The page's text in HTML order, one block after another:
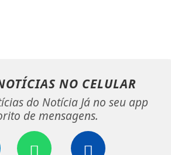
NO CELULAR
do Notícia Já no seu app
de mensagens.